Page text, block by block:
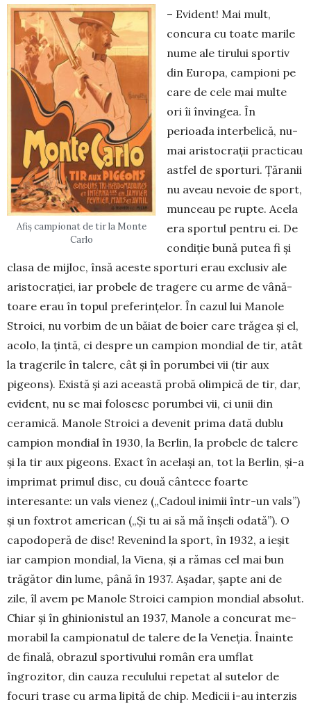
Afiș campionat de tir la Monte
Carlo
– Evident! Mai mult,
concura cu toate marile
nume ale tirului sportiv
din Europa, campioni pe
care de cele mai multe
ori îi în­vingea. În
perioada inter­belică, nu­
mai aristocraţii practicau
astfel de sporturi. Ţăranii
nu aveau ne­voie de sport,
munceau pe rupte. Acela
era sportul pentru ei. De
condiţie bună putea fi şi
clasa de mijloc, însă aceste sporturi erau ex­clusiv ale
aristocraţiei, iar pro­bele de tragere cu arme de vâ­nă­
toare erau în topul prefe­rinţelor. În cazul lui Manole
Stroici, nu vor­bim de un băiat de boier care tră­­gea şi el,
acolo, la ţintă, ci des­pre un campion mondial de tir, atât
la tragerile în talere, cât şi în porumbei vii (tir aux
pigeons). Exis­tă şi azi această probă olim­pică de tir, dar,
evident, nu se mai folosesc porumbei vii, ci unii din
ceramică. Manole Stroici a deve­nit prima dată dublu
campion mon­dial în 1930, la Berlin, la pro­bele de talere
şi la tir aux pigeons. Exact în acelaşi an, tot la Berlin, şi-a
imprimat primul disc, cu două cântece foarte
interesante: un vals vienez („Cadoul inimii într-un vals”)
şi un fox­trot american („Şi tu ai să mă înşeli odată”). O
capodoperă de disc! Re­venind la sport, în 1932, a ieşit
iar campion mon­dial, la Viena, şi a rămas cel mai bun
trăgător din lume, până în 1937. Aşadar, şapte ani de
zile, îl avem pe Manole Stroici campion mondial absolut.
Chiar şi în ghinionistul an 1937, Manole a concurat me­
morabil la campio­natul de talere de la Veneţia. Înainte
de finală, obrazul sportivului român era umflat
îngrozitor, din cauza reculului repetat al sutelor de
focuri trase cu arma lipită de chip. Me­dicii i-au interzis